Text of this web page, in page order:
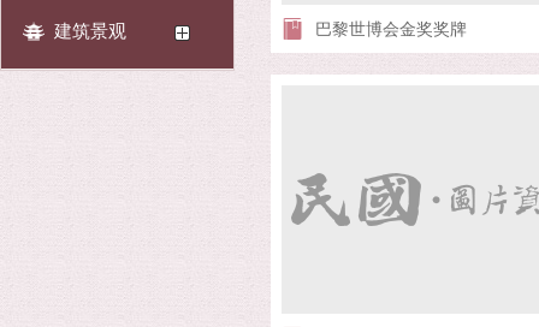
建筑景观 巴黎世博会金奖奖牌